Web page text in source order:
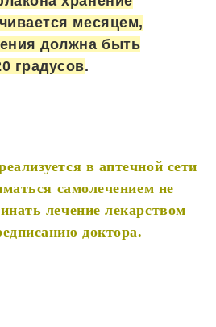
месяцем,
должна быть
градусов.
в аптечной сети
самолечением не
лечение лекарством
доктора.